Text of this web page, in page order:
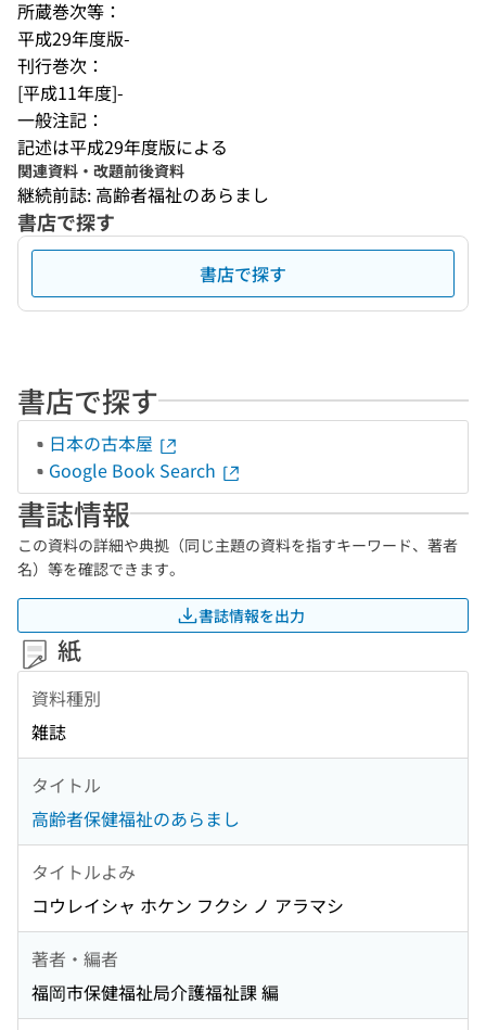
所蔵巻次等：
平成29年度版-
刊行巻次：
[平成11年度]-
一般注記：
記述は平成29年度版による
関連資料・改題前後資料
継続前誌: 高齢者福祉のあらまし
書店で探す
書店で探す
書店で探す
日本の古本屋
Google Book Search
書誌情報
この資料の詳細や典拠（同じ主題の資料を指すキーワード、著者
名）等を確認できます。
書誌情報を出力
紙
資料種別
雑誌
タイトル
高齢者保健福祉のあらまし
タイトルよみ
コウレイシャ ホケン フクシ ノ アラマシ
著者・編者
福岡市保健福祉局介護福祉課 編